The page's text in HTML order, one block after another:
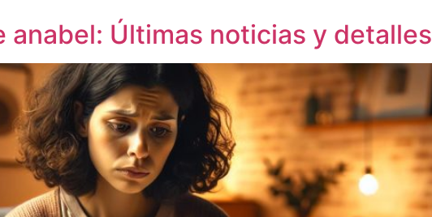
anabel: Últimas noticias y detalles